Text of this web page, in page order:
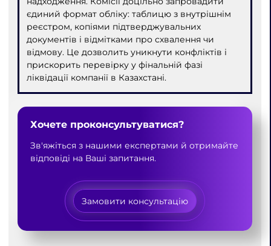
єдиний формат обліку: таблицю з внутрішнім
реєстром, копіями підтверджувальних
документів і відмітками про схвалення чи
відмову. Це дозволить уникнути конфліктів і
прискорить перевірку у фінальній фазі
ліквідації компанії в Казахстані.
Хочете проконсультуватися?
Зв'яжіться з нашими експертами й отримайте
відповіді на Ваші запитання.
Замовити консультацію